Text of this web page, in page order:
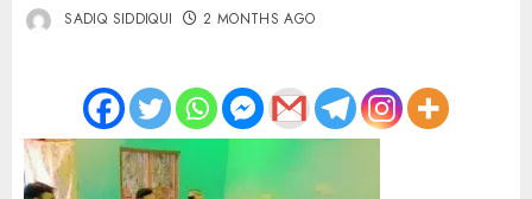
SADIQ SIDDIQUI 2 MONTHS AGO